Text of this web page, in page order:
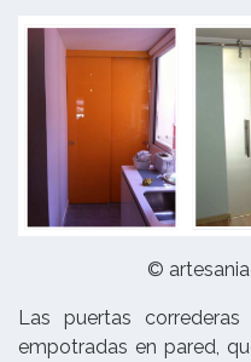
©
Las puertas
empotradas en pared,